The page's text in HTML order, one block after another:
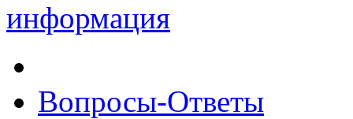
информация
Вопросы-Ответы